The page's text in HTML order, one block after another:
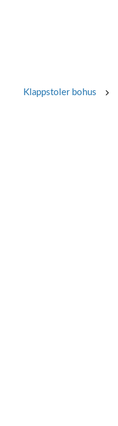
Klappstoler bohus